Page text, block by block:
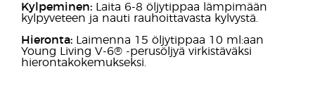
Kylpeminen: Laita 6-8 öljytippaa lämpimään
kylpyveteen ja nauti rauhoittavasta kylvystä.
Hieronta: Laimenna 15 öljytippaa 10 ml:aan
Young Living V-6® -perusöljyä virkistäväksi
hierontakokemukseksi.